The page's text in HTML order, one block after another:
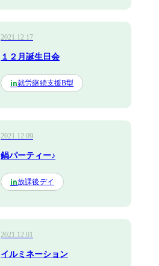
１２月誕生日会
2021.12.17
in就労継続支援B型
鍋パーティー♪
2021.12.09
in放課後デイ
イルミネーション
2021.12.01